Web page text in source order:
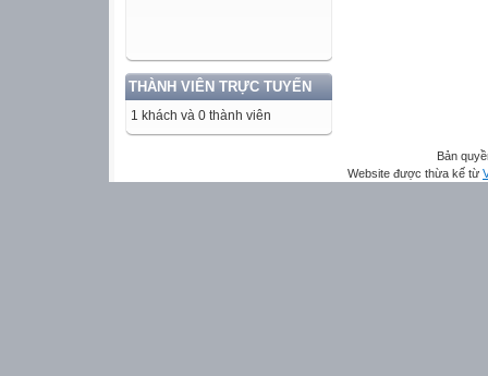
THÀNH VIÊN TRỰC TUYẾN
1 khách và 0 thành viên
Bản
Website được thừa kế từ